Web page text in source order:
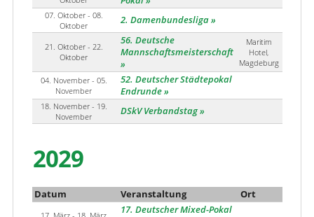
07. Oktober - 08.
Oktober
2. Damenbundesliga
21. Oktober - 22.
Oktober
56. Deutsche
Mannschaftsmeisterschaft
Maritim
Hotel,
Magdeburg
04. November - 05.
November
52. Deutscher Städtepokal
Endrunde
18. November - 19.
November
DSkV Verbandstag
2029
Datum Veranstaltung Ort
17. Deutscher Mixed-Pokal